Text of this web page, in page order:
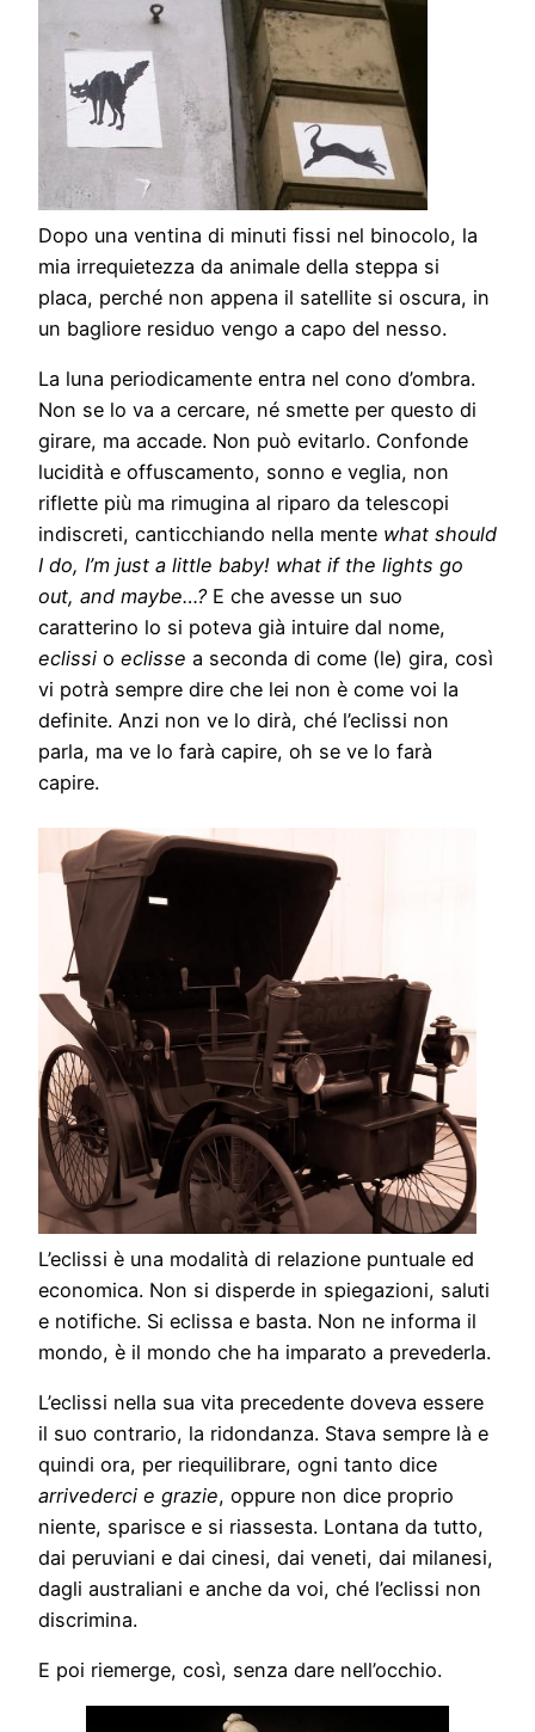
Dopo una ventina di minuti fissi nel binocolo, la
mia irrequietezza da animale della steppa si
placa, perché non appena il satellite si oscura, in
un bagliore residuo vengo a capo del nesso.
La luna periodicamente entra nel cono d’ombra.
Non se lo va a cercare, né smette per questo di
girare, ma accade. Non può evitarlo. Confonde
lucidità e offuscamento, sonno e veglia, non
riflette più ma rimugina al riparo da telescopi
indiscreti, canticchiando nella mente what should
I do, I’m just a little baby! what if the lights go
out, and maybe…? E che avesse un suo
caratterino lo si poteva già intuire dal nome,
eclissi o eclisse a seconda di come (le) gira, così
vi potrà sempre dire che lei non è come voi la
definite. Anzi non ve lo dirà, ché l’eclissi non
parla, ma ve lo farà capire, oh se ve lo farà
capire.
L’eclissi è una modalità di relazione puntuale ed
economica. Non si disperde in spiegazioni, saluti
e notifiche. Si eclissa e basta. Non ne informa il
mondo, è il mondo che ha imparato a prevederla.
L’eclissi nella sua vita precedente doveva essere
il suo contrario, la ridondanza. Stava sempre là e
quindi ora, per riequilibrare, ogni tanto dice
arrivederci e grazie, oppure non dice proprio
niente, sparisce e si riassesta. Lontana da tutto,
dai peruviani e dai cinesi, dai veneti, dai milanesi,
dagli australiani e anche da voi, ché l’eclissi non
discrimina.
E poi riemerge, così, senza dare nell’occhio.